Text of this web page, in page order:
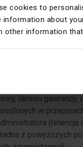
cookies to
information about
other information
przetwarzać
reklamacji, w tym
w przypadku
roszczeń
sądowych,
będą
okresu
w
(retencja
z powyższych